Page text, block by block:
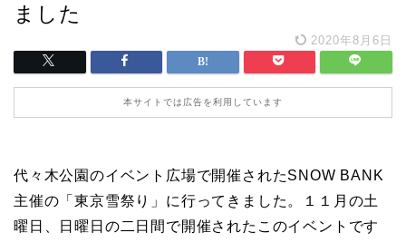
ました
2020年8月6日
本サイトでは広告を利用しています
代々木公園のイベント広場で開催されたSNOW BANK
主催の「東京雪祭り」に行ってきました。１１月の土
曜日、日曜日の二日間で開催されたこのイベントです